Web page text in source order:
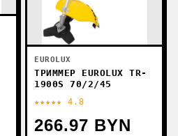
EUROLUX
ТРИММЕР EUROLUX TR-
1900S 70/2/45
★★★★★ 4.8
266.97 BYN